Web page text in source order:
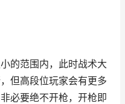
的范围内，此时战术大
但高段位玩家会有更多
必要绝不开枪，开枪即